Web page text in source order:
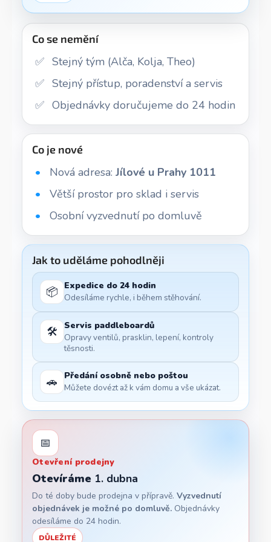
Co se nemění
✅ Stejný tým (Alča, Kolja, Theo)
✅ Stejný přístup, poradenství a servis
✅ Objednávky doručujeme do 24 hodin
Co je nové
• Nová adresa: Jílové u Prahy 1011
•
Větší prostor pro sklad i servis
•
Osobní vyzvednutí po domluvě
Jak to uděláme pohodlněji
📦
Expedice do 24 hodin
Odesíláme rychle, i během stěhování.
🛠️
Servis paddleboardů
Opravy ventilů, prasklin, lepení, kontroly
těsnosti.
🚗
Předání osobně nebo poštou
Můžete dovézt až k vám domu a vše ukázat.
📅
Otevření prodejny
Otevíráme 1. dubna
Do té doby bude prodejna v přípravě. Vyzvednutí
objednávek je možné po domluvě. Objednávky
odesíláme do 24 hodin.
DŮLEŽITÉ